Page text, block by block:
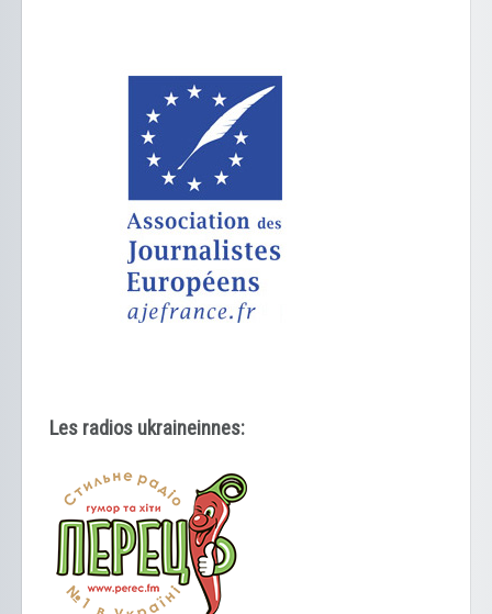
Les radios ukraineinnes: